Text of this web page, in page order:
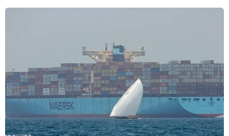
Cảnh sát Nga. (Ảnh: AFP/TTXVN)
Theo hãng thông tấn TASS, ngày 31/3, Ủy ban
chống khủng bố quốc gia (NAC) của Nga thông
báo lực lượng chức năng nước này đã bắt giữ 3
đối tượng trong một chiến dịch chống khủng bố